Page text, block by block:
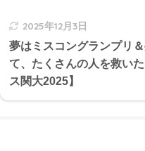
2025年12月3日
夢はミスコングランプリ
て、たくさんの人を救い
ス関大2025】